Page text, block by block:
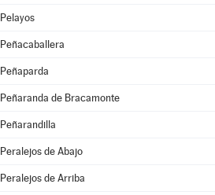
Pelayos
Peñacaballera
Peñaparda
Peñaranda de Bracamonte
Peñarandilla
Peralejos de Abajo
Peralejos de Arriba